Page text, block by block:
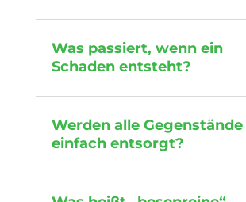
Was passiert, wenn ein
Schaden entsteht?
Werden alle Gegenstände
einfach entsorgt?